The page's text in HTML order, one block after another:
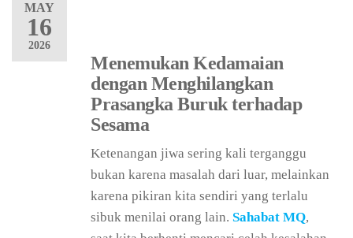
MAY
16
2026
Menemukan Kedamaian
dengan Menghilangkan
Prasangka Buruk terhadap
Sesama
Ketenangan jiwa sering kali terganggu
bukan karena masalah dari luar, melainkan
karena pikiran kita sendiri yang terlalu
sibuk menilai orang lain. Sahabat MQ,